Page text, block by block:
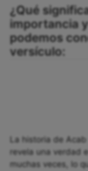
¿Qué
importancia
podemos
versículo:
La historia de
revela una verdad
muchas veces, lo